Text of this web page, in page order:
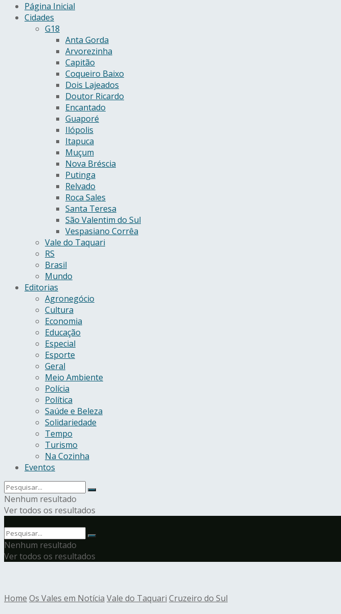
Página Inicial
Cidades
G18
Anta Gorda
Arvorezinha
Capitão
Coqueiro Baixo
Dois Lajeados
Doutor Ricardo
Encantado
Guaporé
Ilópolis
Itapuca
Muçum
Nova Bréscia
Putinga
Relvado
Roca Sales
Santa Teresa
São Valentim do Sul
Vespasiano Corrêa
Vale do Taquari
RS
Brasil
Mundo
Editorias
Agronegócio
Cultura
Economia
Educação
Especial
Esporte
Geral
Meio Ambiente
Polícia
Política
Saúde e Beleza
Solidariedade
Tempo
Turismo
Na Cozinha
Eventos
Nenhum resultado
Ver todos os resultados
Nenhum resultado
Ver todos os resultados
Home Os Vales em Notícia Vale do Taquari Cruzeiro do Sul